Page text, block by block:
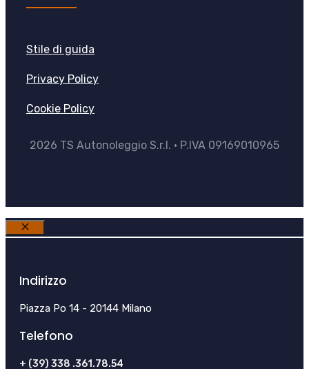
Stile di guida
Privacy Policy
Cookie Policy
2026 TS Autonoleggio S.r.l. • P.IVA 09169010965
Chiudi
Indirizzo
Piazza Po 14 - 20144 Milano
Telefono
+ (39) 338 .361.78.54